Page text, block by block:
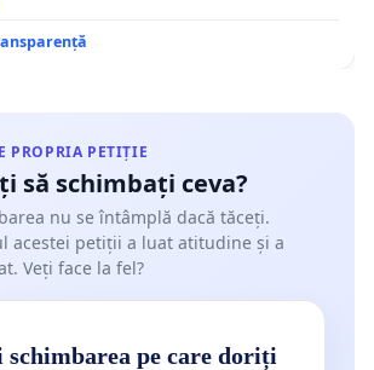
PROPRIA PETIȚIE
să schimbați ceva?
nu se întâmplă dacă tăceți.
acestei petiții a luat atitudine și a
Veți face la fel?
schimbarea pe care doriți